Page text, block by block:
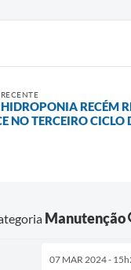
HIDROPONIA RECÉM
NO TERCEIRO CICLO
Manutenção
07 MAR 2024 -